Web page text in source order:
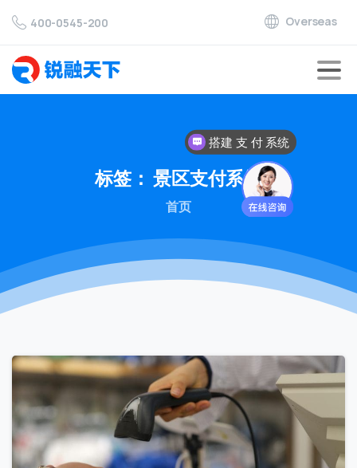
400-0545-200 Overseas
标签： 景区支付系统
首页
搭建 支 付 系统